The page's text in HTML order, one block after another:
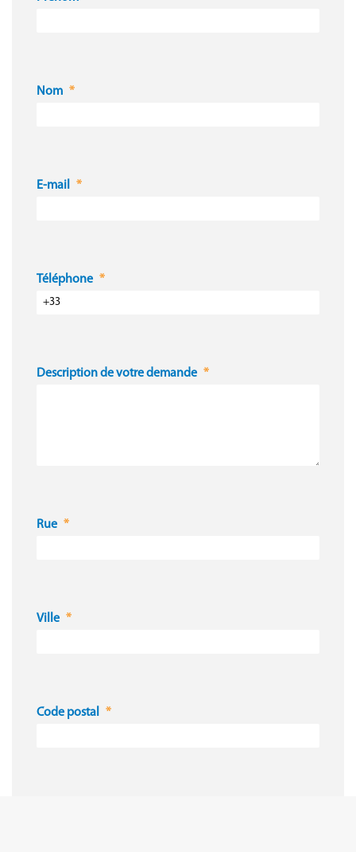
Nom
E-mail
Téléphone
Description de votre demande
Rue
Ville
Code postal